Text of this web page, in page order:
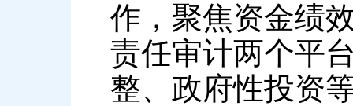
作，聚焦资金绩
责任审计两个平
整、政府性投资